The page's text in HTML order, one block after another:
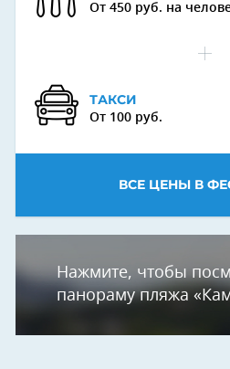
От 450 руб. на
ТАКСИ
От 100 руб.
ВСЕ ЦЕНЫ В
Нажмите, чтобы
панораму пляжа